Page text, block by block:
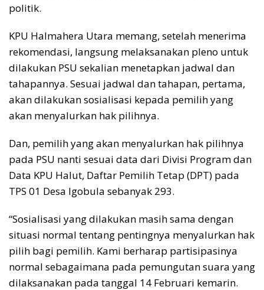
politik.
KPU Halmahera Utara memang, setelah menerima
rekomendasi, langsung melaksanakan pleno untuk
dilakukan PSU sekalian menetapkan jadwal dan
tahapannya. Sesuai jadwal dan tahapan, pertama,
akan dilakukan sosialisasi kepada pemilih yang
akan menyalurkan hak pilihnya.
Dan, pemilih yang akan menyalurkan hak pilihnya
pada PSU nanti sesuai data dari Divisi Program dan
Data KPU Halut, Daftar Pemilih Tetap (DPT) pada
TPS 01 Desa Igobula sebanyak 293.
“Sosialisasi yang dilakukan masih sama dengan
situasi normal tentang pentingnya menyalurkan hak
pilih bagi pemilih. Kami berharap partisipasinya
normal sebagaimana pada pemungutan suara yang
dilaksanakan pada tanggal 14 Februari kemarin.